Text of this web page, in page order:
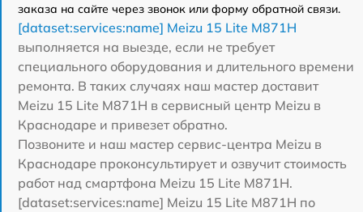
заказа на сайте через звонок или форму обратной связи.
[dataset:services:name] Meizu 15 Lite M871H
выполняется на выезде, если не требует
специального оборудования и длительного времени
ремонта. В таких случаях наш мастер доставит
Meizu 15 Lite M871H в сервисный центр Meizu в
Краснодаре и привезет обратно.
Позвоните и наш мастер сервис-центра Meizu в
Краснодаре проконсультирует и озвучит стоимость
работ над смартфона Meizu 15 Lite M871H.
[dataset:services:name] Meizu 15 Lite M871H по